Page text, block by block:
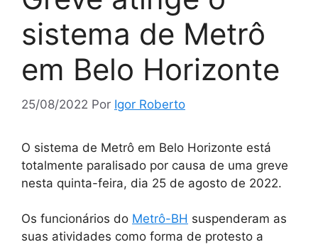
sistema de Metrô
em Belo Horizonte
25/08/2022 Por Igor Roberto
O sistema de Metrô em Belo Horizonte está
totalmente paralisado por causa de uma greve
nesta quinta-feira, dia 25 de agosto de 2022.
Os funcionários do Metrô-BH suspenderam as
suas atividades como forma de protesto a